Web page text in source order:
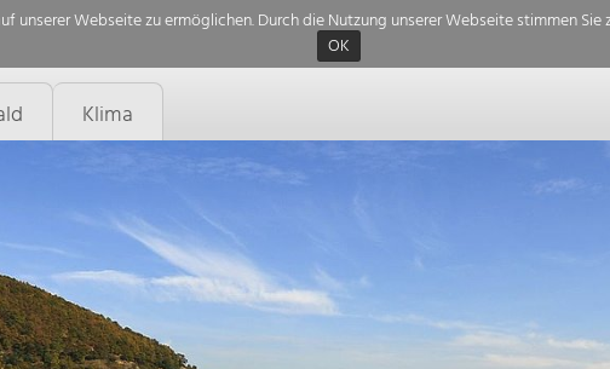
unserer Webseite zu ermöglichen. Durch die Nutzung unserer Webseite stimmen
OK
Klima